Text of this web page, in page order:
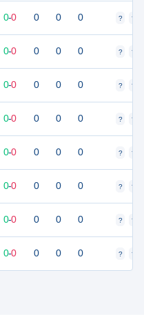
0-0 0 0 0 ? ?
0-0 0 0 0 ? ?
0-0 0 0 0 ? ?
0-0 0 0 0 ? ?
0-0 0 0 0 ? ?
0-0 0 0 0 ? ?
0-0 0 0 0 ? ?
0-0 0 0 0 ? ?